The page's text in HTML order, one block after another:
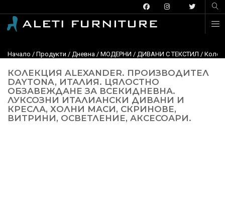
Начало / Продукти / Дневна / МОДЕРНИ / ДИВАНИ С ТЕКСТИЛ /
КОЛЕКЦИЯ ALEXANDER. ПРОИЗВОДИТЕЛ
DAYTONA, ИТАЛИЯ. ЦЯЛОСТНО
ОБЗАВЕЖДАНЕ ЗА ВСЕКИДНЕВНА.
ЛУКСОЗНИ ИТАЛИАНСКИ ДИВАНИ И
КРЕСЛА, ХОЛНИ МАСИ, СКРИНОВЕ,
ВИТРИНИ, ОСВЕТЛЕНИЕ, АКСЕСОАРИ.